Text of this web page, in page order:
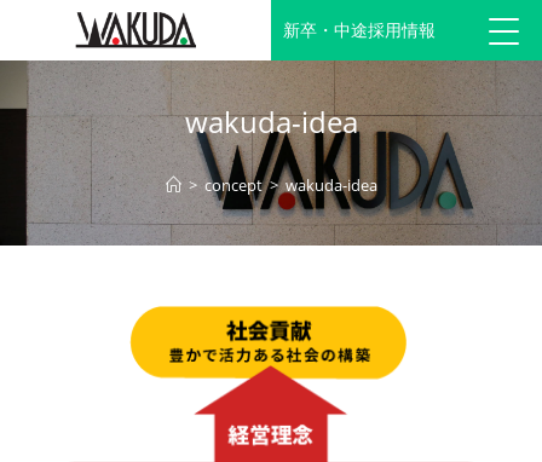
新卒・中途採用情報
wakuda-idea
> concept > wakuda-idea